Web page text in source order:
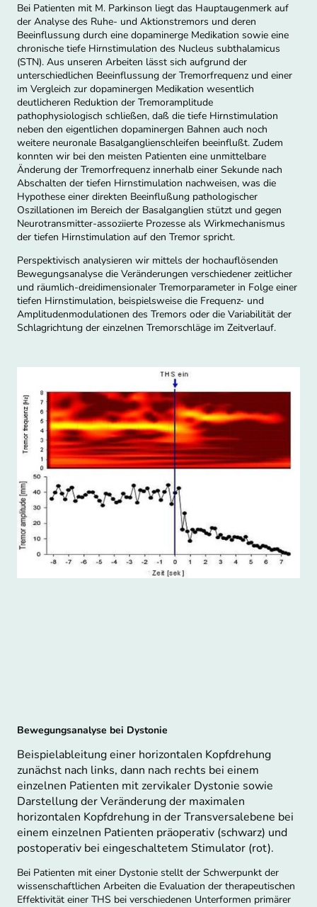
Bei Patienten mit M. Parkinson liegt das Hauptaugenmerk auf
der Analyse des Ruhe- und Aktionstremors und deren
Beeinflussung durch eine dopaminerge Medikation sowie eine
chronische tiefe Hirnstimulation des Nucleus subthalamicus
(STN). Aus unseren Arbeiten lässt sich aufgrund der
unterschiedlichen Beeinflussung der Tremorfrequenz und einer
im Vergleich zur dopaminergen Medikation wesentlich
deutlicheren Reduktion der Tremoramplitude
pathophysiologisch schließen, daß die tiefe Hirnstimulation
neben den eigentlichen dopaminergen Bahnen auch noch
weitere neuronale Basalganglienschleifen beeinflußt. Zudem
konnten wir bei den meisten Patienten eine unmittelbare
Änderung der Tremorfrequenz innerhalb einer Sekunde nach
Abschalten der tiefen Hirnstimulation nachweisen, was die
Hypothese einer direkten Beeinflußung pathologischer
Oszillationen im Bereich der Basalganglien stützt und gegen
Neurotransmitter-assoziierte Prozesse als Wirkmechanismus
der tiefen Hirnstimulation auf den Tremor spricht.
Perspektivisch analysieren wir mittels der hochauflösenden
Bewegungsanalyse die Veränderungen verschiedener zeitlicher
und räumlich-dreidimensionaler Tremorparameter in Folge einer
tiefen Hirnstimulation, beispielsweise die Frequenz- und
Amplitudenmodulationen des Tremors oder die Variabilität der
Schlagrichtung der einzelnen Tremorschläge im Zeitverlauf.
Bewegungsanalyse bei Dystonie
Beispielableitung einer horizontalen Kopfdrehung
zunächst nach links, dann nach rechts bei einem
einzelnen Patienten mit zervikaler Dystonie sowie
Darstellung der Veränderung der maximalen
horizontalen Kopfdrehung in der Transversalebene bei
einem einzelnen Patienten präoperativ (schwarz) und
postoperativ bei eingeschaltetem Stimulator (rot).
Bei Patienten mit einer Dystonie stellt der Schwerpunkt der
wissenschaftlichen Arbeiten die Evaluation der therapeutischen
Effektivität einer THS bei verschiedenen Unterformen primärer